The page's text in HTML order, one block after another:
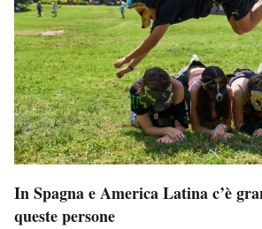
In Spagna e America Latina c’è
queste persone